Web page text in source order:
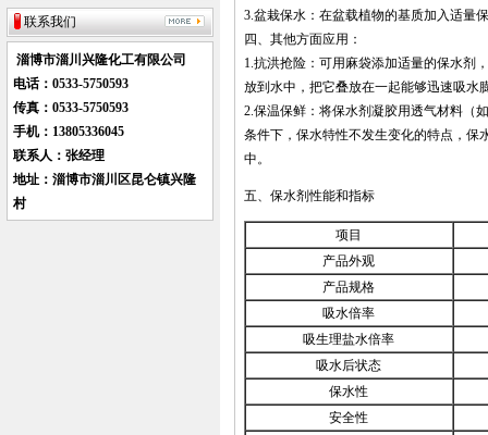
联系我们
淄博市淄川兴隆化工有限公司
电话：0533-5750593
传真：0533-5750593
手机： 13805336045
联系人：张经理
地址：淄博市淄川区昆仑镇兴隆
村
3.盆栽保水：在盆载植物的基质加入适量
四、其他方面应用：
1.抗洪抢险：可用麻袋添加适量的保水剂
放到水中，把它叠放在一起能够迅速吸水
2.保温保鲜：将保水剂凝胶用透气材料（
条件下，保水特性不发生变化的特点，保
中。
五、保水剂性能和指标
项目
产品外观
产品规格
吸水倍率
吸生理盐水倍率
吸水后状态
保水性
安全性